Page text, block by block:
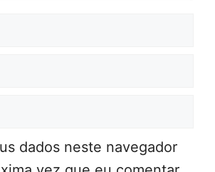
dados neste navegador